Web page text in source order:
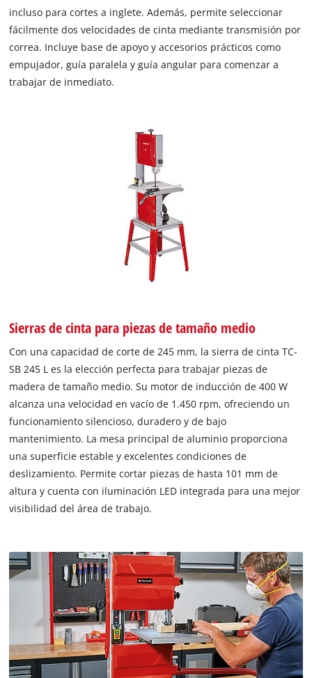
incluso para cortes a inglete. Además, permite seleccionar
fácilmente dos velocidades de cinta mediante transmisión por
correa. Incluye base de apoyo y accesorios prácticos como
empujador, guía paralela y guía angular para comenzar a
trabajar de inmediato.
Sierras de cinta para piezas de tamaño medio
Con una capacidad de corte de 245 mm, la sierra de cinta TC-
SB 245 L es la elección perfecta para trabajar piezas de
madera de tamaño medio. Su motor de inducción de 400 W
alcanza una velocidad en vacío de 1.450 rpm, ofreciendo un
funcionamiento silencioso, duradero y de bajo
mantenimiento. La mesa principal de aluminio proporciona
una superficie estable y excelentes condiciones de
deslizamiento. Permite cortar piezas de hasta 101 mm de
altura y cuenta con iluminación LED integrada para una mejor
visibilidad del área de trabajo.